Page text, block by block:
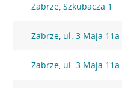
Zabrze, Szkubacza 1
Zabrze, ul. 3 Maja 11a
Zabrze, ul. 3 Maja 11a